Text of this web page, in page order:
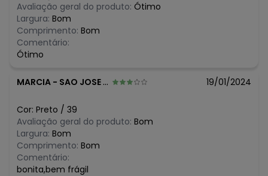
Avaliação geral do produto: Ótimo
Largura: Bom
Comprimento: Bom
Comentário:
Ótimo
MARCIA - SAO JOSE - SC 19/01/2024
Cor: Preto / 39
Avaliação geral do produto: Bom
Largura: Bom
Comprimento: Bom
Comentário:
bonita,bem frágil